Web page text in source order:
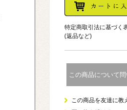
特定商取引法に基づく
(返品など)
この商品について
この商品を友達に教